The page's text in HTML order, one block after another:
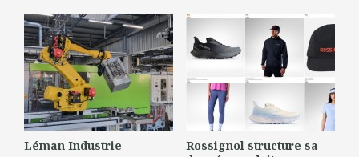
Léman Industrie
Rossignol structure sa